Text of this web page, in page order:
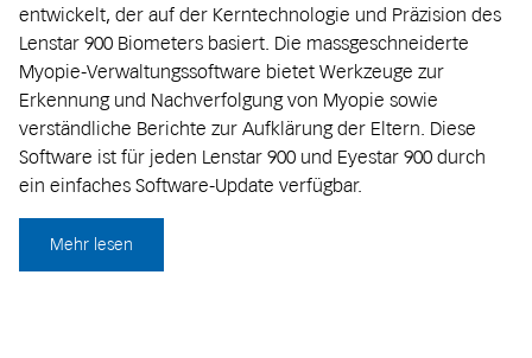
entwickelt, der auf der Kerntechnologie und Präzision des
Lenstar 900 Biometers basiert. Die massgeschneiderte
Myopie-Verwaltungssoftware bietet Werkzeuge zur
Erkennung und Nachverfolgung von Myopie sowie
verständliche Berichte zur Aufklärung der Eltern. Diese
Software ist für jeden Lenstar 900 und Eyestar 900 durch
ein einfaches Software-Update verfügbar.
Mehr lesen